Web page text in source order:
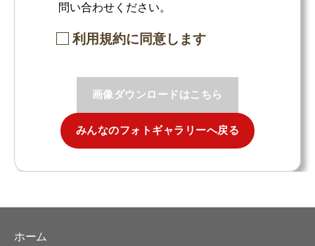
問い合わせください。
利用規約に同意します
画像ダウンロードはこちら
みんなのフォトギャラリーへ戻る
ホーム